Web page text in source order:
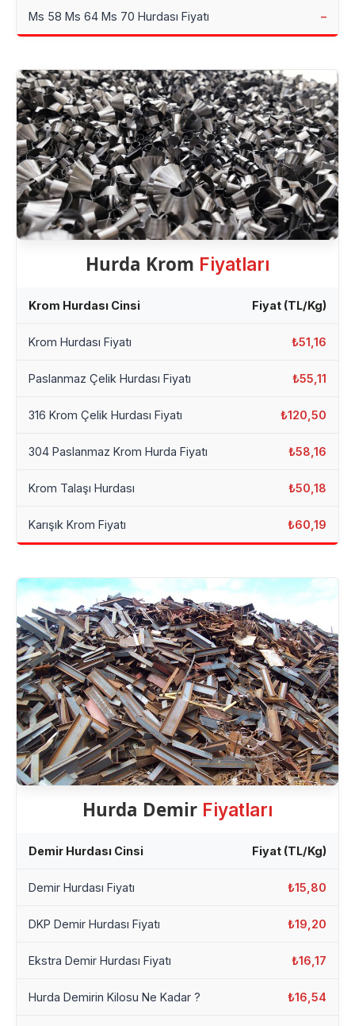
Ms 58 Ms 64 Ms 70 Hurdası Fiyatı –
Hurda Krom Fiyatları
Krom Hurdası Cinsi Fiyat (TL/Kg)
Krom Hurdası Fiyatı ₺51,16
Paslanmaz Çelik Hurdası Fiyatı ₺55,11
316 Krom Çelik Hurdası Fiyatı ₺120,50
304 Paslanmaz Krom Hurda Fiyatı ₺58,16
Krom Talaşı Hurdası ₺50,18
Karışık Krom Fiyatı ₺60,19
Hurda Demir Fiyatları
Demir Hurdası Cinsi Fiyat (TL/Kg)
Demir Hurdası Fiyatı ₺15,80
DKP Demir Hurdası Fiyatı ₺19,20
Ekstra Demir Hurdası Fiyatı ₺16,17
Hurda Demirin Kilosu Ne Kadar ? ₺16,54